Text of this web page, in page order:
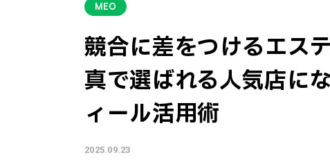
MEO
競合に差をつけるエス
真で選ばれる人気店に
ィール活用術
2025.09.23